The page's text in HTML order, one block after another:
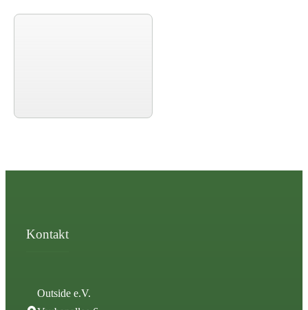
Kontakt
Outside e.V.